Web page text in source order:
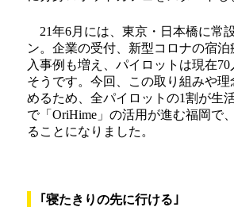
21年6月には、東京・日本橋に常
ン。企業の受付、新型コロナの宿
入事例も増え、パイロットは現在
そうです。今回、この取り組みや
めるため、全パイロットの1割が生
で「OriHime」の活用が進む福岡で
ることになりました。
｢寝たきりの先に行ける｣